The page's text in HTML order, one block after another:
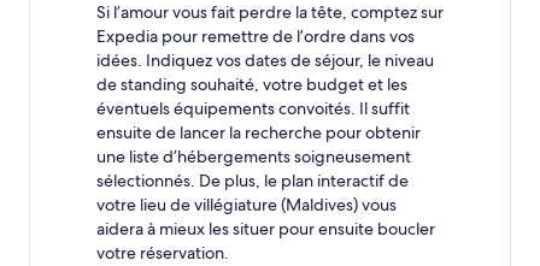
Si l’amour vous fait perdre la tête, comptez sur
Expedia pour remettre de l’ordre dans vos
idées. Indiquez vos dates de séjour, le niveau
de standing souhaité, votre budget et les
éventuels équipements convoités. Il suffit
ensuite de lancer la recherche pour obtenir
une liste d’hébergements soigneusement
sélectionnés. De plus, le plan interactif de
votre lieu de villégiature (Maldives) vous
aidera à mieux les situer pour ensuite boucler
votre réservation.